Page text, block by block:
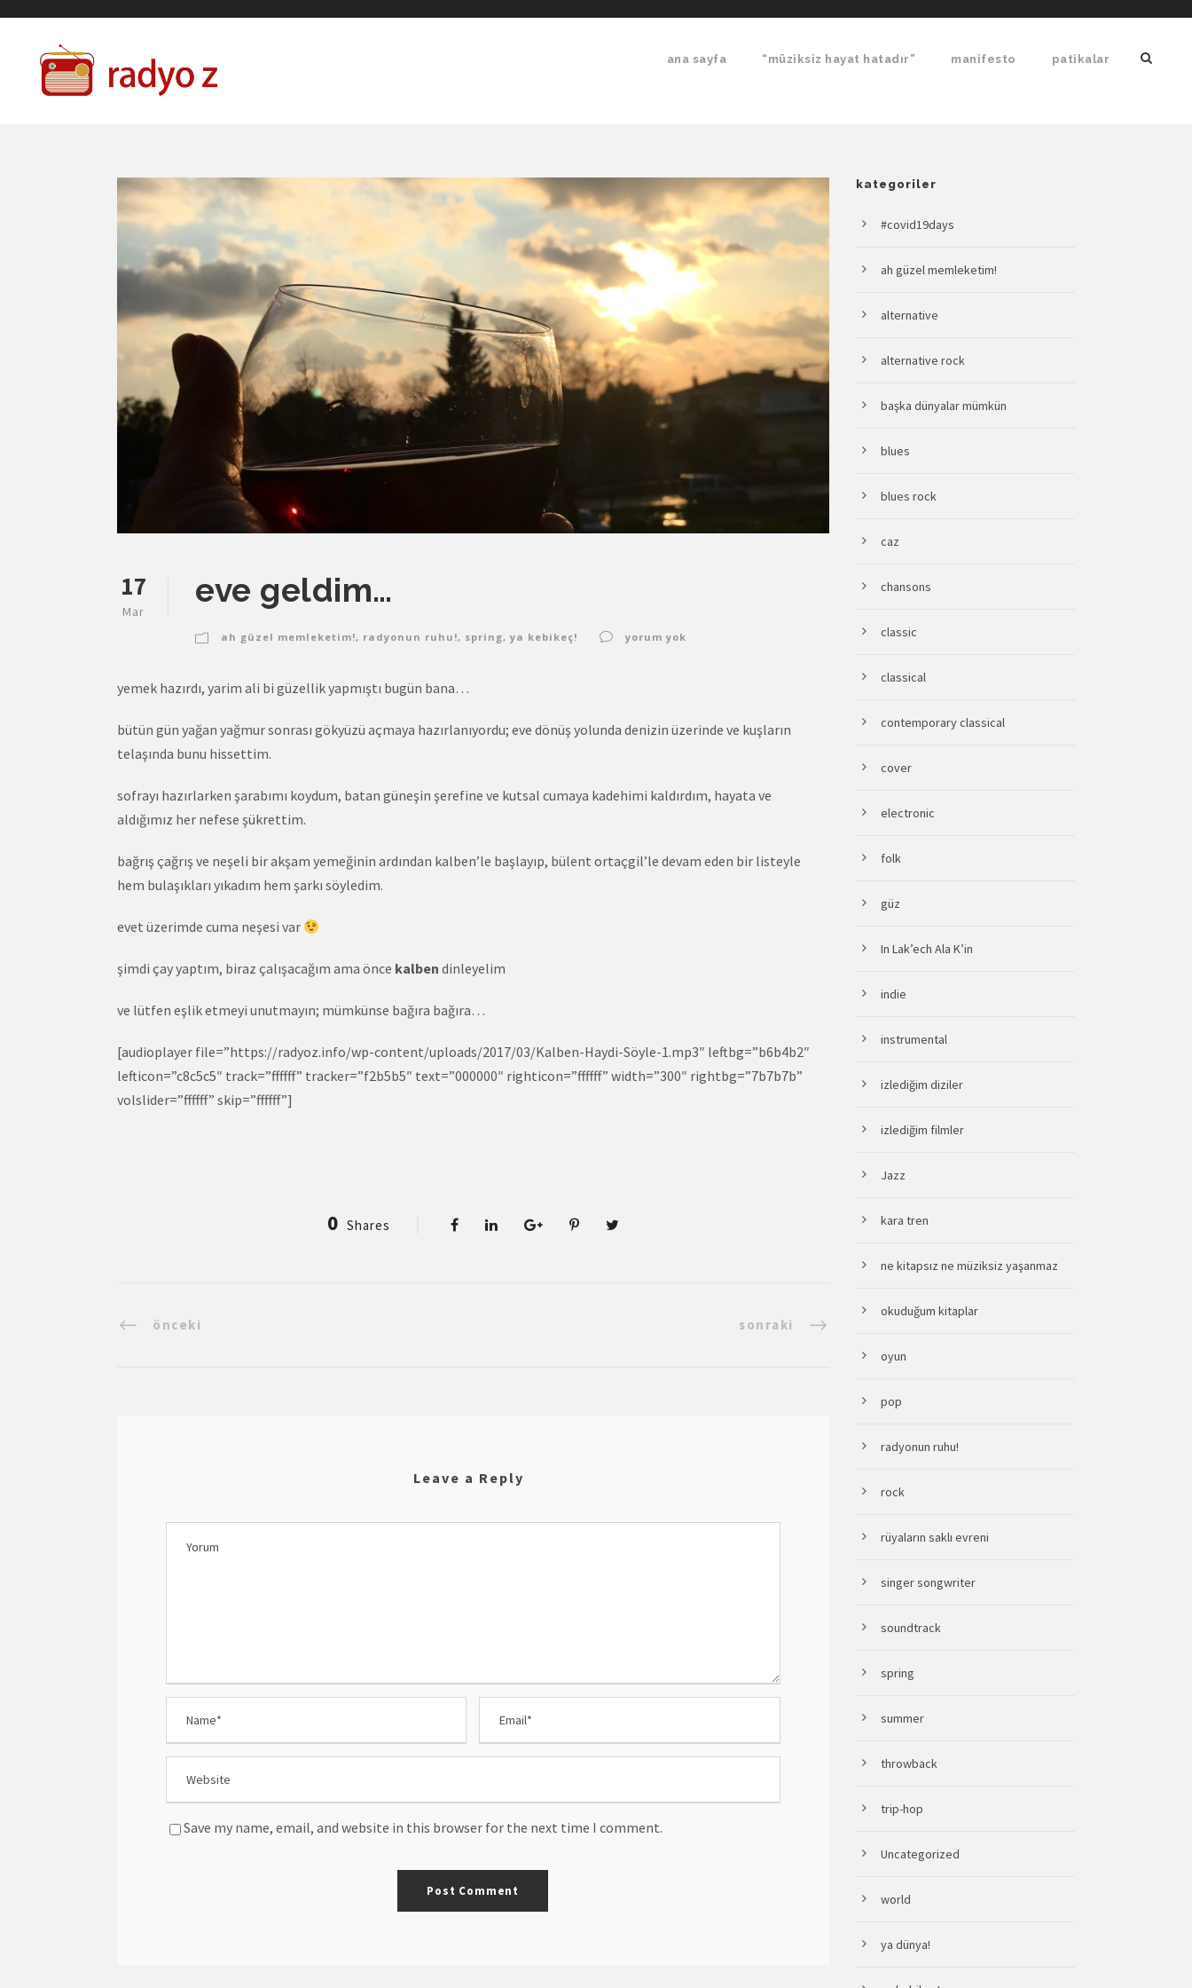
ana sayfa “müziksiz hayat hatadır” manifesto patikalar
17
Mar
eve geldim…
ah güzel memleketim!, radyonun ruhu!, spring, ya kebikeç! yorum yok
yemek hazırdı, yarim ali bi güzellik yapmıştı bugün bana…
bütün gün yağan yağmur sonrası gökyüzü açmaya hazırlanıyordu; eve dönüş yolunda denizin üzerinde ve kuşların
telaşında bunu hissettim.
sofrayı hazırlarken şarabımı koydum, batan güneşin şerefine ve kutsal cumaya kadehimi kaldırdım, hayata ve
aldığımız her nefese şükrettim.
bağrış çağrış ve neşeli bir akşam yemeğinin ardından kalben’le başlayıp, bülent ortaçgil’le devam eden bir listeyle
hem bulaşıkları yıkadım hem şarkı söyledim.
evet üzerimde cuma neşesi var
şimdi çay yaptım, biraz çalışacağım ama önce kalben dinleyelim
ve lütfen eşlik etmeyi unutmayın; mümkünse bağıra bağıra…
[audioplayer file=”https://radyoz.info/wp-content/uploads/2017/03/Kalben-Haydi-Söyle-1.mp3″ leftbg=”b6b4b2″
lefticon=”c8c5c5″ track=”ffffff” tracker=”f2b5b5″ text=”000000″ righticon=”ffffff” width=”300″ rightbg=”7b7b7b”
volslider=”ffffff” skip=”ffffff”]
0 Shares
önceki sonraki
Leave a Reply
Save my name, email, and website in this browser for the next time I comment.
kategoriler
#covid19days
ah güzel memleketim!
alternative
alternative rock
başka dünyalar mümkün
blues
blues rock
caz
chansons
classic
classical
contemporary classical
cover
electronic
folk
güz
In Lak’ech Ala K’in
indie
instrumental
izlediğim diziler
izlediğim filmler
Jazz
kara tren
ne kitapsız ne müziksiz yaşanmaz
okuduğum kitaplar
oyun
pop
radyonun ruhu!
rock
rüyaların saklı evreni
singer songwriter
soundtrack
spring
summer
throwback
trip-hop
Uncategorized
world
ya dünya!